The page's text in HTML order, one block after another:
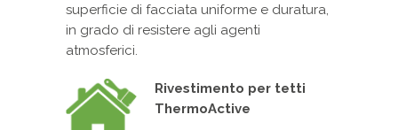
superficie di facciata uniforme e duratura,
in grado di resistere agli agenti
atmosferici.
Rivestimento per tetti
ThermoActive